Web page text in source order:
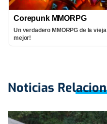
Corepunk MMORPG
Un verdadero MMORPG de la
mejor!
Noticias